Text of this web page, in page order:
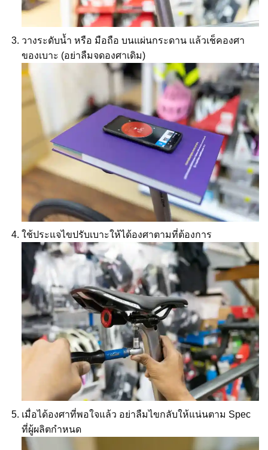
วางระดับน้ำ หรือ มือถือ บนแผ่นกระดาน แล้วเช็คองศา
ของเบาะ (อย่าลืมจดองศาเดิม)
ใช้ประแจไขปรับเบาะให้ได้องศาตามที่ต้องการ
เมื่อได้องศาที่พอใจแล้ว อย่าลืมไขกลับให้แน่นตาม Spec
ที่ผู้ผลิตกำหนด